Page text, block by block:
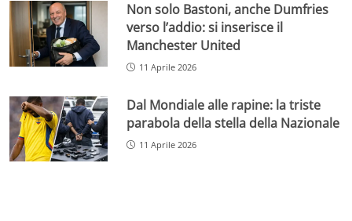
Non solo Bastoni, anche Dumfries
verso l’addio: si inserisce il
Manchester United
11 Aprile 2026
Dal Mondiale alle rapine: la triste
parabola della stella della Nazionale
11 Aprile 2026